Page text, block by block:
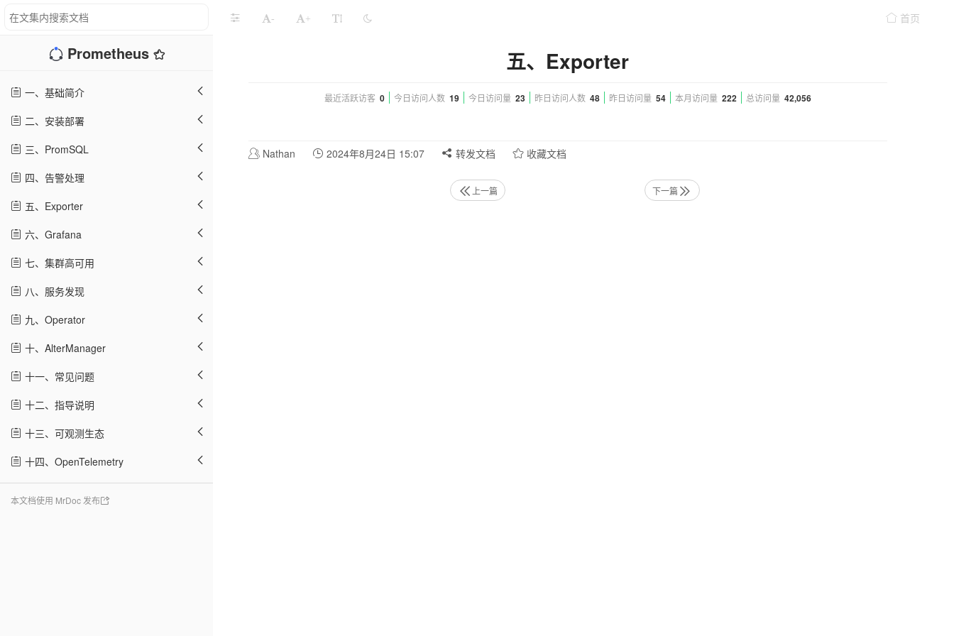
Prometheus
一、基础简介
二、安装部署
三、PromSQL
四、告警处理
五、Exporter
六、Grafana
七、集群高可用
八、服务发现
九、Operator
十、AlterManager
十一、常见问题
十二、指导说明
十三、可观测生态
十四、OpenTelemetry
本文档使用 MrDoc 发布
- + 首页
五、Exporter
最近活跃访客 0 今日访问人数 19 今日访问量 23 昨日访问人数 48 昨日访问量 54 本月访问量 222 总访问量 42,056
Nathan 2024年8月24日 15:07 转发文档 收藏文档
上一篇 下一篇